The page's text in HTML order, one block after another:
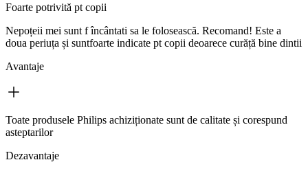
Foarte potrivită pt copii
Nepoțeii mei sunt f încântati sa le folosească. Recomand! Este a
doua periuța și suntfoarte indicate pt copii deoarece curăță bine dintii
Avantaje
Toate produsele Philips achiziționate sunt de calitate și corespund
asteptarilor
Dezavantaje